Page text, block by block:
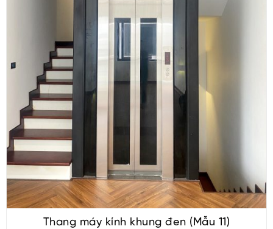
Thang máy kính khung đen (Mẫu 11)